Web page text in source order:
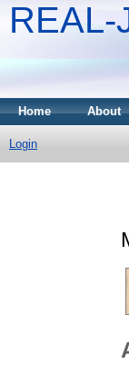
REAL-
Home About
Login